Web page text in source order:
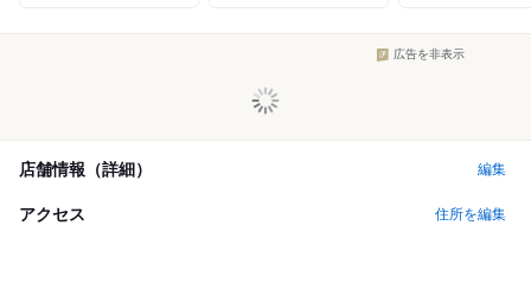
広告を非表示
店舗情報（詳細） 編集
アクセス 住所を編集